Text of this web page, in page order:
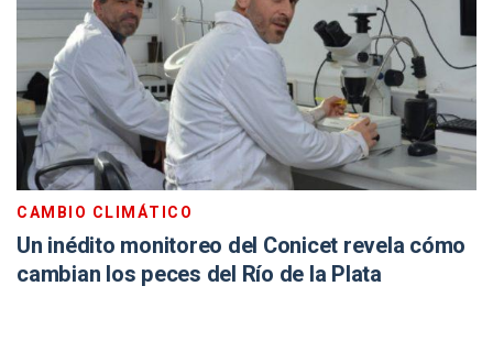
CAMBIO CLIMÁTICO
Un inédito monitoreo del Conicet revela cómo
cambian los peces del Río de la Plata